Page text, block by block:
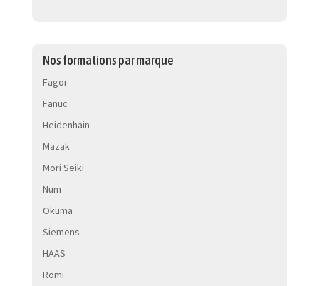
Nos formations par marque
Fagor
Fanuc
Heidenhain
Mazak
Mori Seiki
Num
Okuma
Siemens
HAAS
Romi